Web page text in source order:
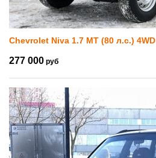
Chevrolet Niva 1.7 MT (80 л.с.) 4WD
277 000 руб